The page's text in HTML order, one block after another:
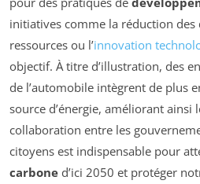
initiatives comme la réduction des
ressources ou l’innovation
objectif. À titre d’illustration, des
de l’automobile intègrent de plus
source d’énergie, améliorant ainsi
collaboration entre les
citoyens est indispensable pour
carbone d’ici 2050 et protéger